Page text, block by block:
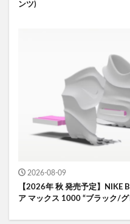
ンツ)
2026-08-09
【2026年 秋 発売予定】NIKE
ア マックス 1000 “ブラック/